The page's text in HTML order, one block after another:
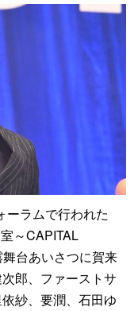
ーラムで行われた
～CAPITAL
台あいさつに賀来
郎、ファーストサ
紗、要潤、石田ゆ